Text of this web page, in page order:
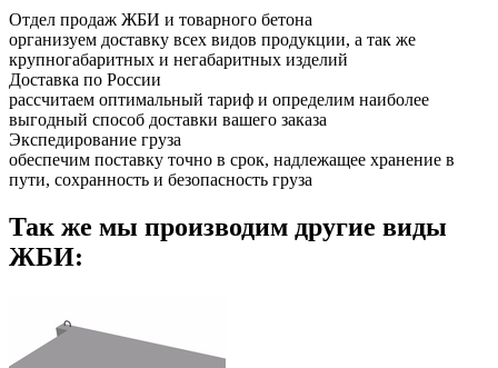
Отдел продаж ЖБИ и товарного бетона
организуем доставку всех видов продукции, а так же
крупногабаритных и негабаритных изделий
Доставка по России
рассчитаем оптимальный тариф и определим наиболее
выгодный способ доставки вашего заказа
Экспедирование груза
обеспечим поставку точно в срок, надлежащее хранение в
пути, сохранность и безопасность груза
Так же мы производим другие виды
ЖБИ: